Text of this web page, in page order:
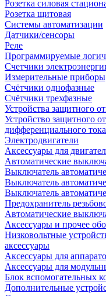
Розетка силовая
Розетка щитовая
Системы автоматизации
Датчики/сенсоры
Реле
Программируемые
Счетчики
Измерительные
Счётчики однофазные
Счётчики трехфазные
Устройства защитного
Устройство защитного
дифференциального тока
Электродвигатели
Аксессуары для
Автоматические
Выключатель
Выключатель
Выключатель
Предохранитель
Автоматические
Аксессуары и прочее
Низковольтные
аксессуары
Аксессуары для
Аксессуары для
Блок вспомогательных
Дополнительные